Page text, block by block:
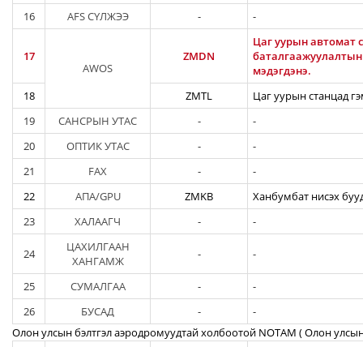
16 AFS СҮЛЖЭЭ - -
17
AWOS
ZMDN
Цаг уурын автомат
мэдэгдэнэ.
18
ZMTL
Цаг уурын станцад
19
САНСРЫН УТАС -
-
20
ОПТИК УТАС -
-
21
FAX -
-
22
АПА/GPU ZMKB
Ханбумбат нисэх
23
ХАЛААГЧ - -
24
ЦАХИЛГААН
ХАНГАМЖ
- -
25 СУМАЛГАА -
-
26
БУСАД -
-
Олон улсын бэлтгэл аэродромуудтай холбоотой NOTAM ( Oлон